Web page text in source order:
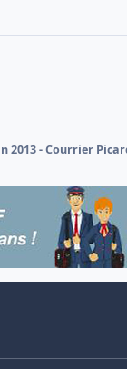
2013 - Courrier